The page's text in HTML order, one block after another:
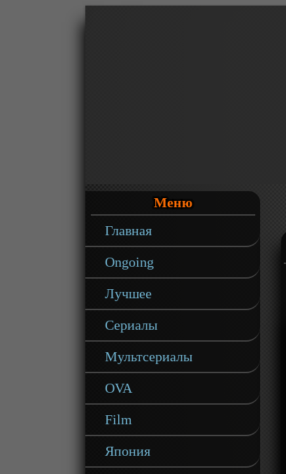
Меню
Главная
Ongoing
Лучшее
Сериалы
Мультсериалы
OVA
Film
Япония